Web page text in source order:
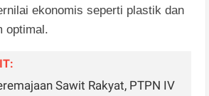
ekonomis seperti plastik dan
optimal.
Sawit Rakyat, PTPN IV